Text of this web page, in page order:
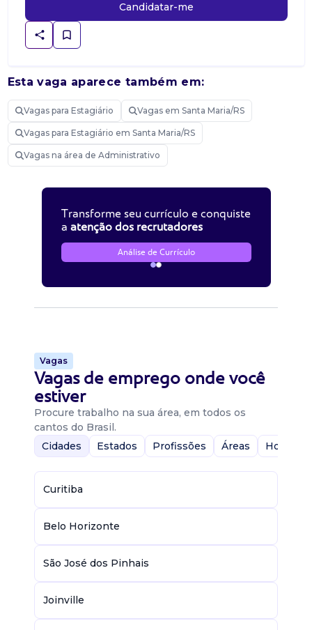
Candidatar-me
Esta vaga aparece também em:
Vagas para Estagiário Vagas em Santa Maria/RS
Vagas para Estagiário em Santa Maria/RS
Vagas na área de Administrativo
Transforme seu currículo e conquiste
a atenção dos recrutadores
Análise de Currículo
Vagas
Vagas de emprego onde você
estiver
Procure trabalho na sua área, em todos os
cantos do Brasil.
Cidades
Estados Profissões Áreas Home-
Curitiba
Belo Horizonte
São José dos Pinhais
Joinville